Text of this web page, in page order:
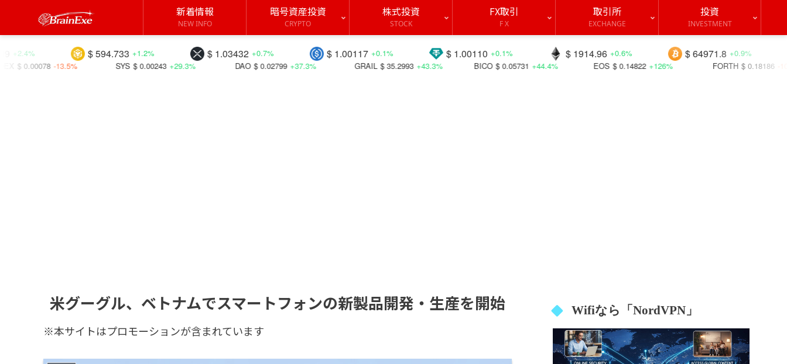
新着情報
NEW INFO
暗号資産投資
CRYPTO
株式投資
STOCK
FX取引
F X
取引所
EXCHANGE
投資
INVESTMENT
$ 64971.8 +0.9%
$ 1914.96 +0.6%
$ 1.00110 +0.1%
$ 1.00117 +0.1%
$ 1.03432 +0.7%
$ 594.733 +1.2%
EOS $ 0.14822 +126%
BICO $ 0.05731 +44.4%
GRAIL +43.3%
DAO $ 0.02799 +37.3%
SYS $ 0.00243 +29.3% CTSI
FORTH -10.8%
米グーグル、ベトナムでスマートフォンの新製品開発・生産を開始
※本サイトはプロモーションが含まれています
Wifiなら「NordVPN」